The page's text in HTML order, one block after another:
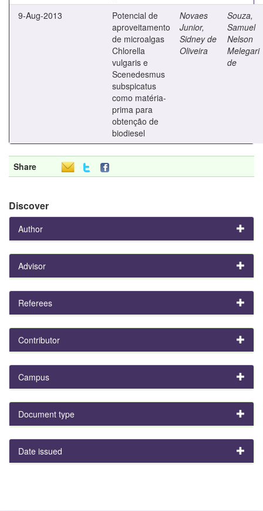
9-Aug-2013
Potencial de
aproveitamento
de microalgas
Chlorella
vulgaris e
Scenedesmus
subspicatus
como matéria-
prima para
obtenção de
biodiesel
Novaes
Junior,
Sidney de
Oliveira
Souza,
Samuel
Nelson
Melegari
de
Share
Discover
Author
Advisor
Referees
Contributor
Campus
Document type
Date issued